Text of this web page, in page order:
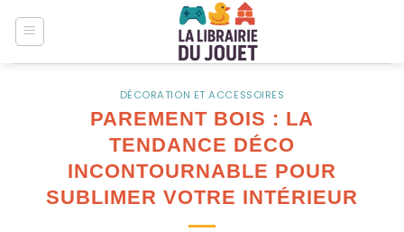
DÉCORATION ET ACCESSOIRES
PAREMENT BOIS : LA
TENDANCE DÉCO
INCONTOURNABLE POUR
SUBLIMER VOTRE INTÉRIEUR